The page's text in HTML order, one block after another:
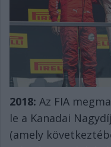
2018: Az FIA
le a Kanadai
(amely